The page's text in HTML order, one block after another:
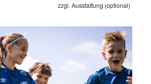
zzgl. Ausstattung (optional)